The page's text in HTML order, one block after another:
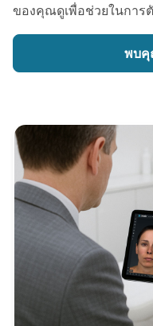
ของคุณดูเพื่อช่วยในการ
พบ